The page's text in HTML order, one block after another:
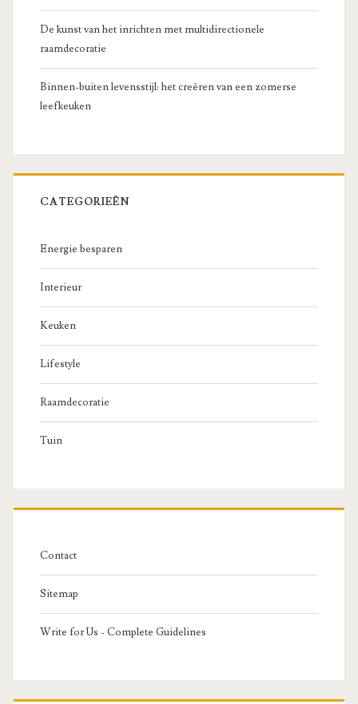
De kunst van het inrichten met multidirectionele
raamdecoratie
Binnen-buiten levensstijl: het creëren van een zomerse
leefkeuken
CATEGORIEËN
Energie besparen
Interieur
Keuken
Lifestyle
Raamdecoratie
Tuin
Contact
Sitemap
Write for Us - Complete Guidelines